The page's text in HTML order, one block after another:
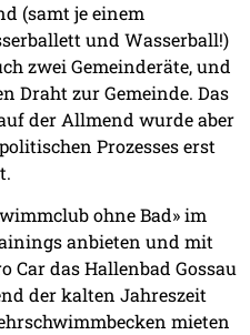
(samt je einem
und Wasserball!)
zwei Gemeinderäte, und
Draht zur Gemeinde. Das
der Allmend wurde aber
Prozesses erst
ohne Bad» im
anbieten und mit
Car das Hallenbad Gossau
der kalten Jahreszeit
mieten